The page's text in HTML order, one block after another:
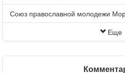
Союз православной молодежи
Еще